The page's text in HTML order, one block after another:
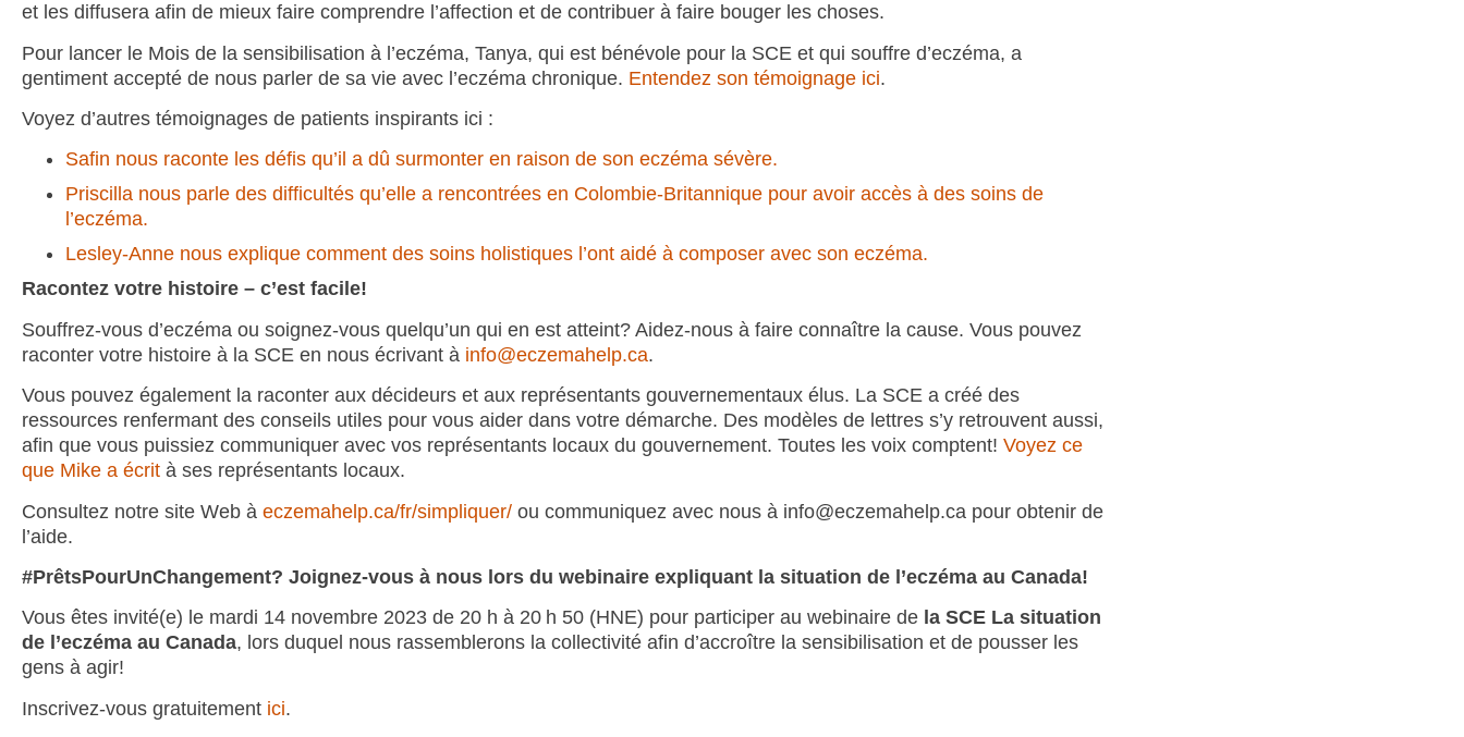
et les diffusera afin de mieux faire comprendre l’affection et de contribuer à faire bouger les choses.
Pour lancer le Mois de la sensibilisation à l’eczéma, Tanya, qui est bénévole pour la SCE et qui souffre d’eczéma, a
gentiment accepté de nous parler de sa vie avec l’eczéma chronique. Entendez son témoignage ici.
Voyez d’autres témoignages de patients inspirants ici :
Safin nous raconte les défis qu’il a dû surmonter en raison de son eczéma sévère.
Priscilla nous parle des difficultés qu’elle a rencontrées en Colombie-Britannique pour avoir accès à des soins de
l’eczéma.
Lesley-Anne nous explique comment des soins holistiques l’ont aidé à composer avec son eczéma.
Racontez votre histoire – c’est facile!
Souffrez-vous d’eczéma ou soignez-vous quelqu’un qui en est atteint? Aidez-nous à faire connaître la cause. Vous pouvez
raconter votre histoire à la SCE en nous écrivant à info@eczemahelp.ca.
Vous pouvez également la raconter aux décideurs et aux représentants gouvernementaux élus. La SCE a créé des
ressources renfermant des conseils utiles pour vous aider dans votre démarche. Des modèles de lettres s’y retrouvent aussi,
afin que vous puissiez communiquer avec vos représentants locaux du gouvernement. Toutes les voix comptent! Voyez ce
que Mike a écrit à ses représentants locaux.
Consultez notre site Web à eczemahelp.ca/fr/simpliquer/ ou communiquez avec nous à info@eczemahelp.ca pour obtenir de
l’aide.
#PrêtsPourUnChangement? Joignez-vous à nous lors du webinaire expliquant la situation de l’eczéma au Canada!
Vous êtes invité(e) le mardi 14 novembre 2023 de 20 h à 20 h 50 (HNE) pour participer au webinaire de la SCE La situation
de l’eczéma au Canada, lors duquel nous rassemblerons la collectivité afin d’accroître la sensibilisation et de pousser les
gens à agir!
Inscrivez-vous gratuitement ici.